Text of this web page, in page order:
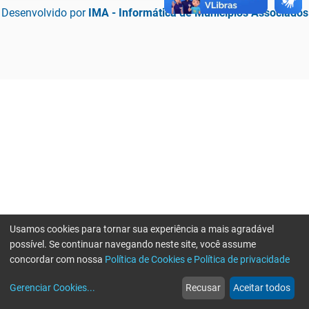
Desenvolvido por IMA - Informática de Municípios Associados
web
Notícias
more_horiz
Mais
Usamos cookies para tornar sua experiência a mais agradável
possível. Se continuar navegando neste site, você assume
concordar com nossa Política de Cookies e Política de privacidade
Gerenciar Cookies... Recusar Aceitar todos
Erro ao enviar informações, por favor tente novamente